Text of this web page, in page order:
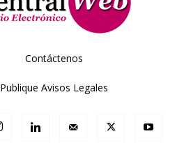
Contáctenos
Publique Avisos Legales